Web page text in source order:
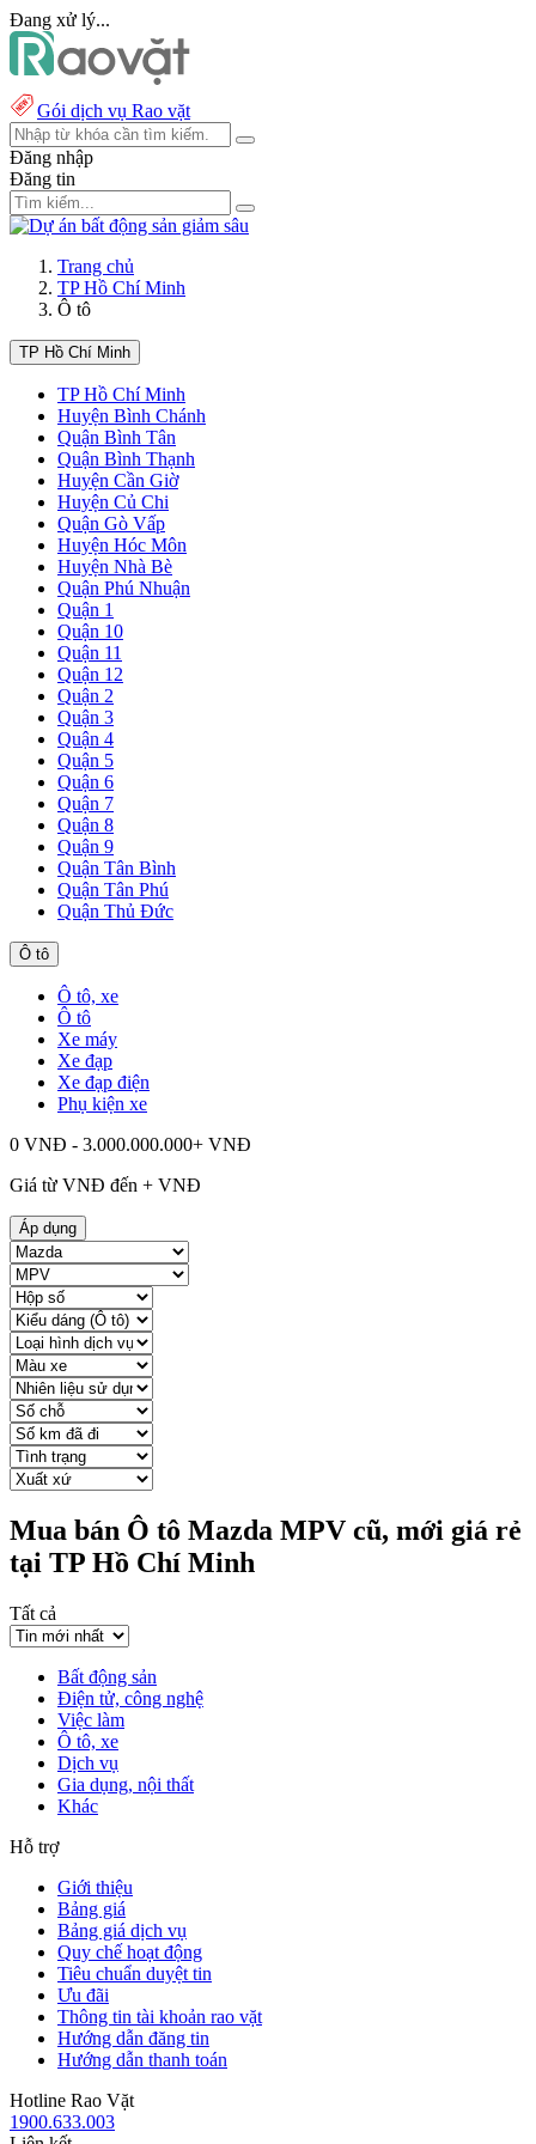
Đang xử lý...
Gói dịch vụ Rao vặt
Đăng nhập
Đăng tin
Trang chủ
TP Hồ Chí Minh
Ô tô
TP Hồ Chí Minh
TP Hồ Chí Minh
Huyện Bình Chánh
Quận Bình Tân
Quận Bình Thạnh
Huyện Cần Giờ
Huyện Củ Chi
Quận Gò Vấp
Huyện Hóc Môn
Huyện Nhà Bè
Quận Phú Nhuận
Quận 1
Quận 10
Quận 11
Quận 12
Quận 2
Quận 3
Quận 4
Quận 5
Quận 6
Quận 7
Quận 8
Quận 9
Quận Tân Bình
Quận Tân Phú
Quận Thủ Đức
Ô tô
Ô tô, xe
Ô tô
Xe máy
Xe đạp
Xe đạp điện
Phụ kiện xe
0 VNĐ - 3.000.000.000+ VNĐ
Giá từ VNĐ đến + VNĐ
Áp dụng
Mua bán Ô tô Mazda MPV cũ, mới giá rẻ
tại TP Hồ Chí Minh
Tất cả
Bất động sản
Điện tử, công nghệ
Việc làm
Ô tô, xe
Dịch vụ
Gia dụng, nội thất
Khác
Hỗ trợ
Giới thiệu
Bảng giá
Bảng giá dịch vụ
Quy chế hoạt động
Tiêu chuẩn duyệt tin
Ưu đãi
Thông tin tài khoản rao vặt
Hướng dẫn đăng tin
Hướng dẫn thanh toán
Hotline Rao Vặt
1900.633.003